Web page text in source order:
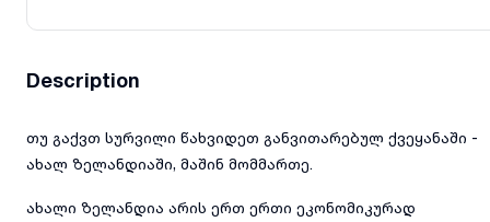
Description
თუ გაქვთ სურვილი წახვიდეთ განვითარებულ ქვეყანაში -
ახალ ზელანდიაში, მაშინ მომმართე.
ახალი ზელანდია არის ერთ ერთი ეკონომიკურად